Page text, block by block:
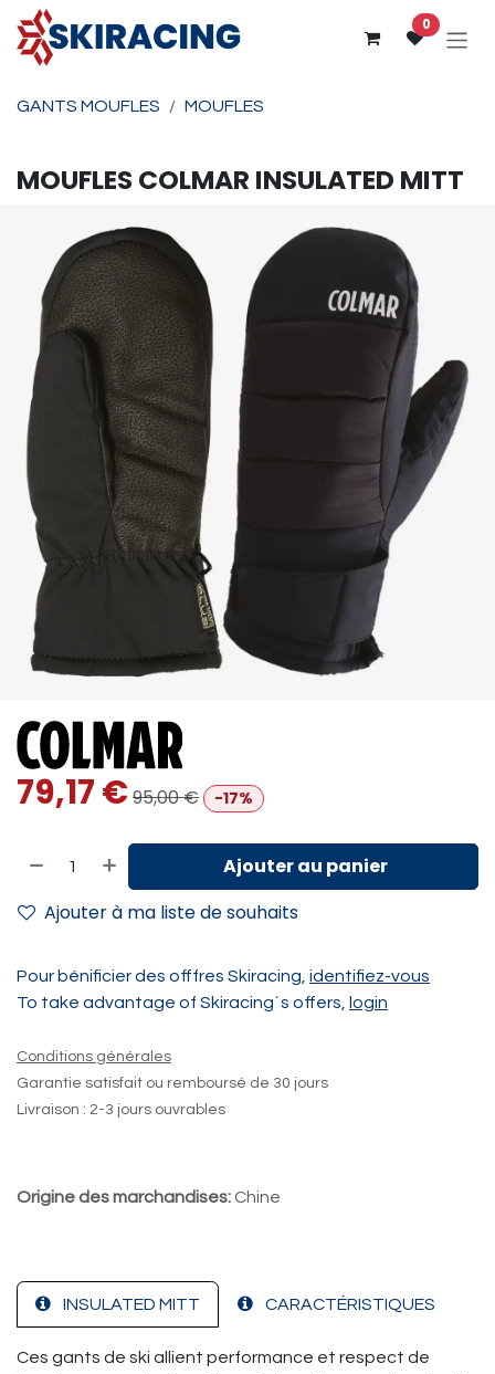
Se rendre au contenu
0
GANTS MOUFLES MOUFLES
MOUFLES COLMAR INSULATED MITT
79,17€95,00€ -17%
Ajouter au panier
Ajouter à ma liste de souhaits
Pour bénificier des offfres Skiracing, identifiez-vous
To take advantage of Skiracing´s offers,
login
Conditions générales
Garantie satisfait ou remboursé de 30 jours
Livraison : 2-3 jours ouvrables
Origine des marchandises: Chine
INSULATED MITT CARACTÉRISTIQUES
Ces gants de ski allient performance et respect de